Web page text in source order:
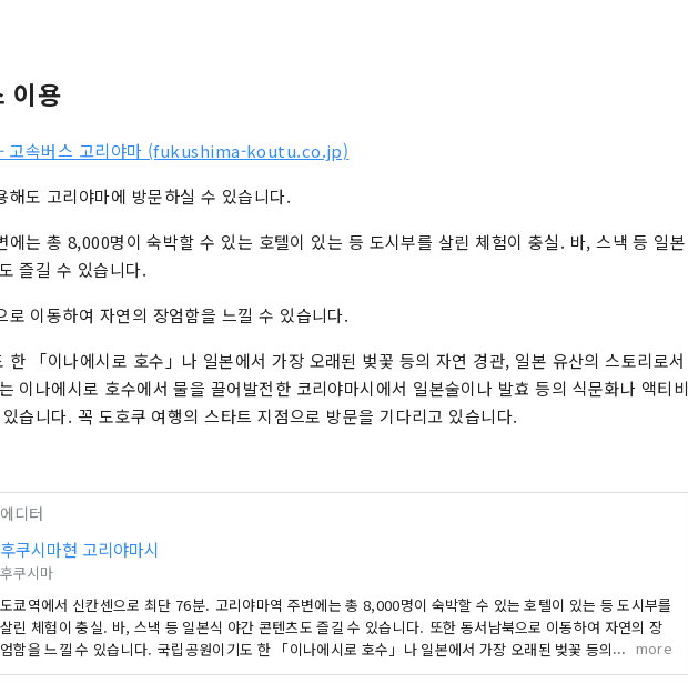
이용
​​- 고속버스 고리야마 (fukushima-koutu.co.jp)
해도 고리야마에 방문하실 수 있습니다.
에는 총 8,000명이 숙박할 수 있는 호텔이 있는 등 도시부를 살린 체험이 충실. 바, 스낵 등 일본
즐길 수 있습니다.
로 이동하여 자연의 장엄함을 느낄 수 있습니다.
한 「이나에시로 호수」나 일본에서 가장 오래된 벚꽃 등의 자연 경관, 일본 유산의 스토리로서
이나에시로 호수에서 물을 끌어발전한 코리야마시에서 일본술이나 발효 등의 식문화나 액티비
습니다. 꼭 도호쿠 여행의 스타트 지점으로 방문을 기다리고 있습니다.
에디터
후쿠시마현 고리야마시
후쿠시마
도쿄역에서 신칸센으로 최단 76분. 고리야마역 주변에는 총 8,000명이 숙박할 수 있는 호텔이 있는 등 도시부를
살린 체험이 충실. 바, 스낵 등 일본식 야간 콘텐츠도 즐길 수 있습니다. 또한 동서남북으로 이동하여 자연의 장
엄함을 느낄 수 있습니다. 국립공원이기도 한 「이나에시로 호수」나 일본에서 가장 오래된 벚꽃 등의 자연 경
관, 일본 유산의 스토리로서도 인정되고 있는 이나에시로 호수에서 물을 끌어발전한 코리야마시에서 일본술이
more